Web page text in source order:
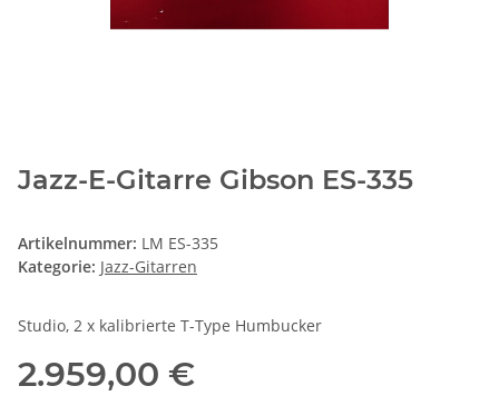
Jazz-E-Gitarre Gibson ES-335
Artikelnummer: LM ES-335
Kategorie: Jazz-Gitarren
Studio, 2 x kalibrierte T-Type Humbucker
2.959,00 €